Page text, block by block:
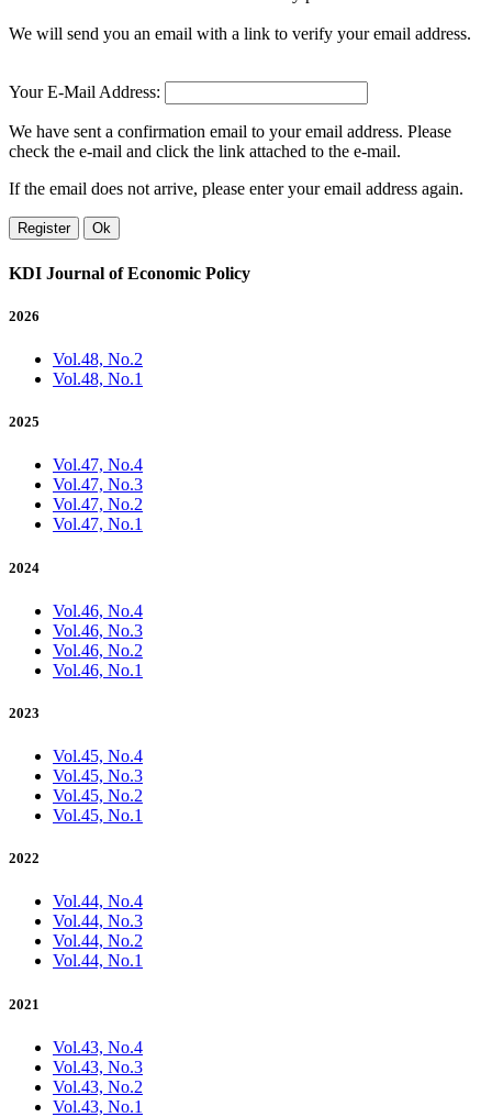
We will send you an email with a link to verify your email address.
Your E-Mail Address:
We have sent a confirmation email to your email address. Please
check the e-mail and click the link attached to the e-mail.
If the email does not arrive, please enter your email address again.
Register Ok
KDI Journal of Economic Policy
2026
Vol.48, No.2
Vol.48, No.1
2025
Vol.47, No.4
Vol.47, No.3
Vol.47, No.2
Vol.47, No.1
2024
Vol.46, No.4
Vol.46, No.3
Vol.46, No.2
Vol.46, No.1
2023
Vol.45, No.4
Vol.45, No.3
Vol.45, No.2
Vol.45, No.1
2022
Vol.44, No.4
Vol.44, No.3
Vol.44, No.2
Vol.44, No.1
2021
Vol.43, No.4
Vol.43, No.3
Vol.43, No.2
Vol.43, No.1